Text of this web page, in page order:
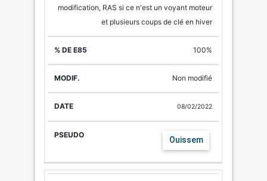
modification, RAS si ce n'est un voyant moteur
et plusieurs coups de clé en hiver
100%
Non modifié
08/02/2022
Ouissem